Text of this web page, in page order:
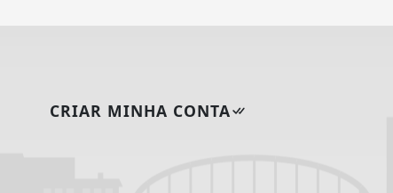
CRIAR MINHA CONTA